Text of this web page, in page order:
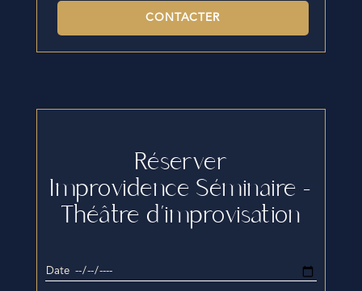
CONTACTER
Réserver
Improvidence Séminaire –
Théâtre d’improvisation